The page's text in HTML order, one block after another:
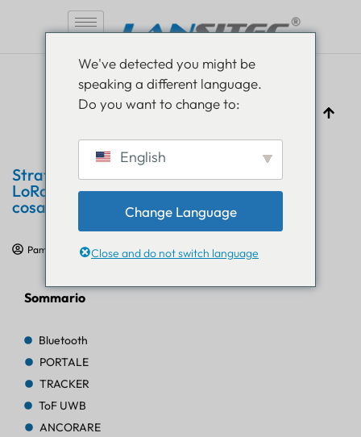
Strategia di backhaul per gateway BLE:
LoRaWAN vs NB-IoT/LTE-M vs Cat-1 e
cosa non funziona sul campo
Pam Luthra 22 maggio 2026 Formazione sull'IoT
Sommario
Bluetooth
PORTALE
TRACKER
ToF UWB
ANCORARE
We've detected you might be
speaking a different language.
Do you want to change to:
English
Change Language
Close and do not switch language